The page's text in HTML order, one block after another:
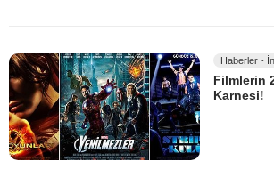
Haberler -
Filmlerin
Karnesi!